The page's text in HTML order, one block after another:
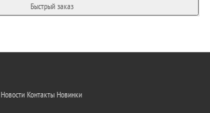
Быстрый заказ
Новости Контакты Новинки